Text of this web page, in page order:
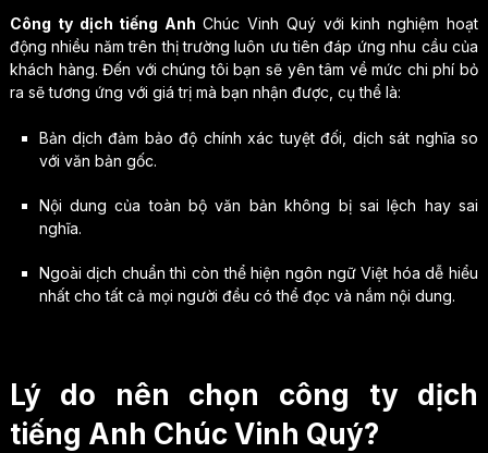
Công ty dịch tiếng AnhChúc Vinh Quý với kinh nghiệm hoạt
động nhiều năm trên thị trường luôn ưu tiên đáp ứng nhu cầu của
khách hàng. Đến với chúng tôi bạn sẽ yên tâm về mức chi phí bỏ
ra sẽ tương ứng với giá trị mà bạn nhận được, cụ thể là:
Bản dịch đảm bảo độ chính xác tuyệt đối, dịch sát nghĩa so
với văn bản gốc.
Nội dung của toàn bộ văn bản không bị sai lệch hay sai
nghĩa.
Ngoài dịch chuẩn thì còn thể hiện ngôn ngữ Việt hóa dễ hiểu
nhất cho tất cả mọi người đều có thể đọc và nắm nội dung.
Lý do nên chọn công ty dịch
tiếng Anh Chúc Vinh Quý?